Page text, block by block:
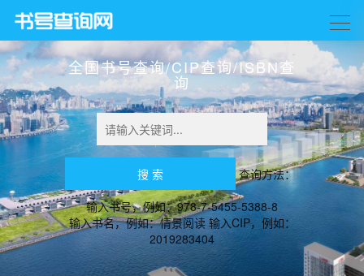
全国书号查询/CIP查询/ISBN查
询
查询方法：
输入书号，例如：978-7-5455-5388-8
输入书名，例如：情景阅读 输入CIP，例如：
2019283404